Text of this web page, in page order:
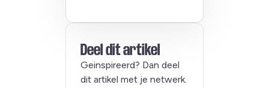
Deel dit artikel
Geinspireerd? Dan deel
dit artikel met je netwerk.